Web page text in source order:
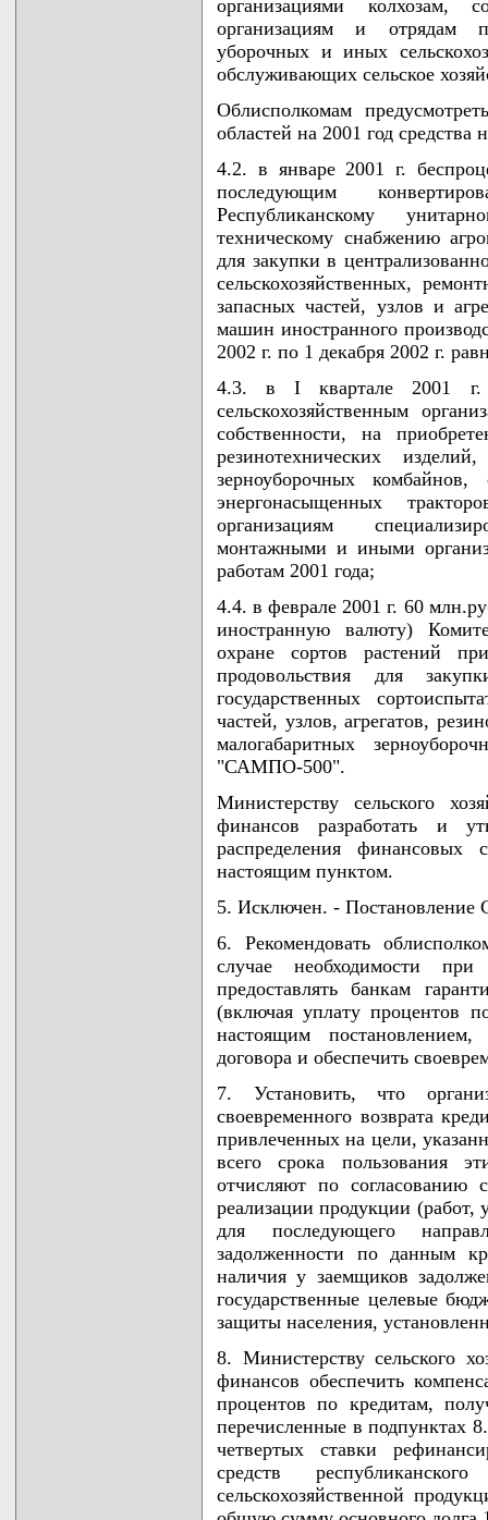
организациями колхозам,
организациям и отрядам
уборочных и иных
обслуживающих сельское
Облисполкомам
областей на 2001 год средства
4.2. в январе 2001 г.
последующим
Республиканскому
техническому снабжению
для закупки в
сельскохозяйственных,
запасных частей, узлов и
машин иностранного
2002 г. по 1 декабря 2002 г.
4.3. в I квартале 2001 г.
сельскохозяйственным
собственности, на
резинотехнических
зерноуборочных
энергонасыщенных
организациям
монтажными и иными
работам 2001 года;
4.4. в феврале 2001 г. 60
иностранную валюту)
охране сортов растений
продовольствия для
государственных
частей, узлов, агрегатов,
малогабаритных
"САМПО-500".
Министерству сельского
финансов разработать и
распределения финансовых
настоящим пунктом.
5. Исключен. - Постановление
6. Рекомендовать
случае необходимости
предоставлять банкам
(включая уплату процентов
настоящим
договора и обеспечить
7. Установить, что
своевременного возврата
привлеченных на цели,
всего срока пользования
отчисляют по
реализации продукции (работ,
для последующего
задолженности по данным
наличия у заемщиков
государственные целевые
защиты населения,
8. Министерству сельского
финансов обеспечить
процентов по кредитам,
перечисленные в подпунктах
четвертых ставки
средств
сельскохозяйственной